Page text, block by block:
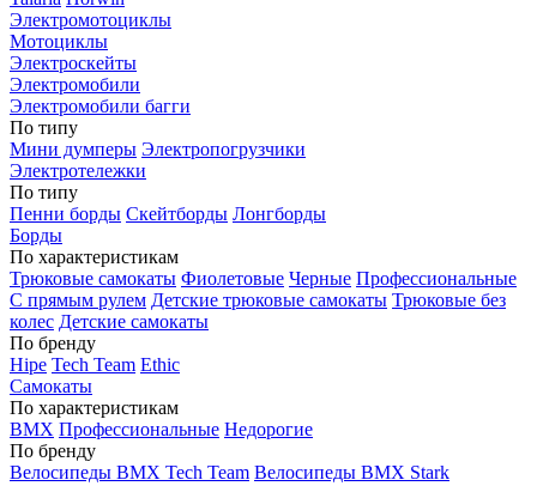
Электромотоциклы
Мотоциклы
Электроскейты
Электромобили
Электромобили багги
По типу
Мини думперы Электропогрузчики
Электротележки
По типу
Пенни борды Скейтборды Лонгборды
Борды
По характеристикам
Трюковые самокаты Фиолетовые Черные Профессиональные
С прямым рулем Детские трюковые самокаты Трюковые без
колес Детские самокаты
По бренду
Hipe Tech Team Ethic
Самокаты
По характеристикам
BMX Профессиональные Недорогие
По бренду
Велосипеды BMX Tech Team Велосипеды BMX Stark